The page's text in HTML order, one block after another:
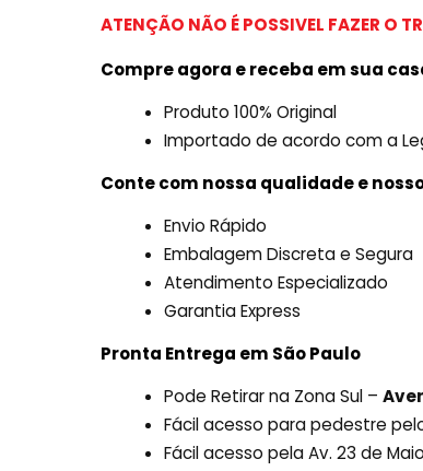
ATENÇÃO NÃO É POSSIVEL FAZER O
Compre agora e receba em sua
Produto 100% Original
Importado de acordo com a
Conte com nossa qualidade e
Envio Rápido
Embalagem Discreta e Segura
Atendimento Especializado
Garantia Express
Pronta Entrega em São Paulo
Pode Retirar na Zona Sul –
Fácil acesso para pedestre
Fácil acesso pela Av. 23 de